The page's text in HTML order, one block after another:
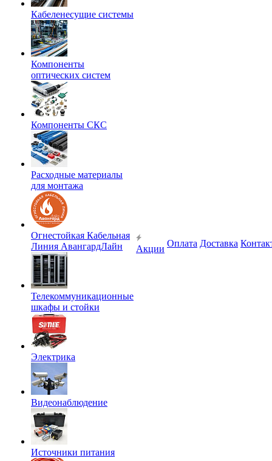
Кабеленесущие системы
Компоненты
оптических систем
Компоненты СКС
Расходные материалы
для монтажа
Огнестойкая Кабельная
Линия АвангардЛайн
Телекоммуникационные
шкафы и стойки
Электрика
Видеонаблюдение
Источники питания
Акции
Оплата Доставка